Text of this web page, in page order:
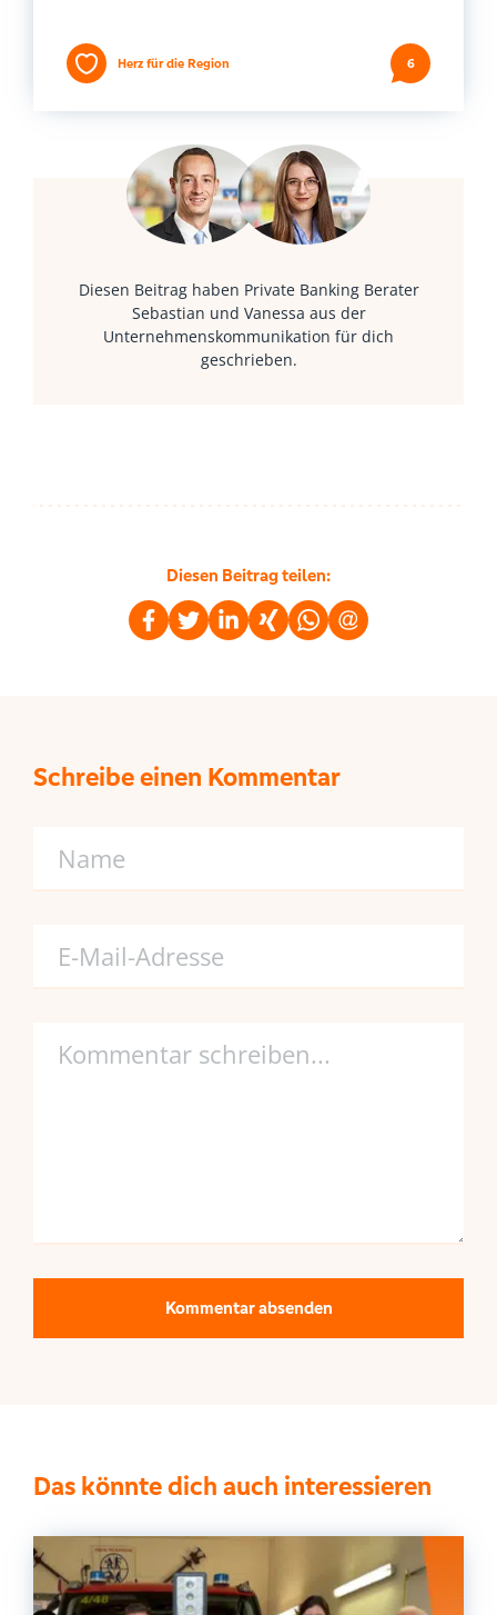
Herz für die Region 6
Diesen Beitrag haben Private Banking Berater
Sebastian und Vanessa aus der
Unternehmenskommunikation für dich
geschrieben.
Diesen Beitrag teilen:
Schreibe einen Kommentar
Das könnte dich auch interessieren